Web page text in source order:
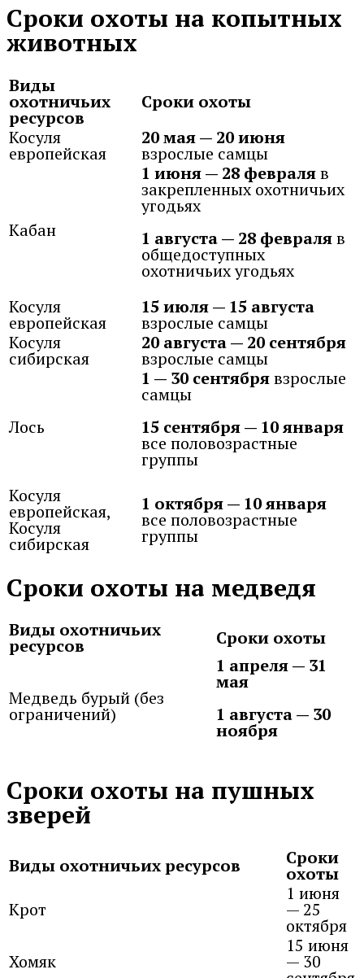
Сроки охоты на копытных
животных
Виды
охотничьих
ресурсов
Сроки охоты
Косуля
европейская
20 мая — 20 июня
взрослые самцы
Кабан
1 июня — 28 февраляв
закрепленных охотничьих
угодьях
1 августа — 28 февраляв
общедоступных
охотничьих угодьях
Косуля
европейская
15 июля — 15 августа
взрослые самцы
Косуля
сибирская
20 августа — 20 сентября
взрослые самцы
Лось
1 — 30 сентябрявзрослые
самцы
15 сентября — 10 января
все половозрастные
группы
Косуля
европейская,
Косуля
сибирская
1 октября — 10 января
все половозрастные
группы
Сроки охоты на медведя
Виды охотничьих
ресурсов Сроки охоты
Медведь бурый (без
ограничений)
1 апреля — 31
мая
1 августа — 30
ноября
Сроки охоты на пушных
зверей
Виды охотничьих ресурсов Сроки
охоты
Крот
1 июня
— 25
октября
Хомяк
15 июня
— 30